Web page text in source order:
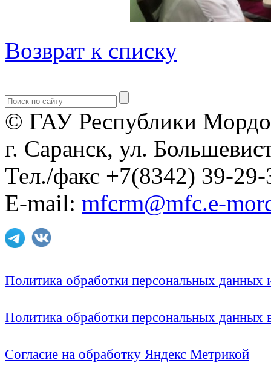
Возврат к списку
© ГАУ Республики
г. Саранск, ул.
Тел./факс +7(8342) 39-29-
E-mail: mfcrm@mfc.e-
Политика обработки персональных
Политика обработки персональных
Согласие на обработку Яндекс Метрикой